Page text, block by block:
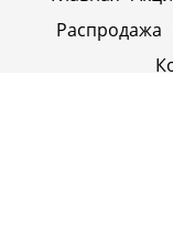
Распродажа